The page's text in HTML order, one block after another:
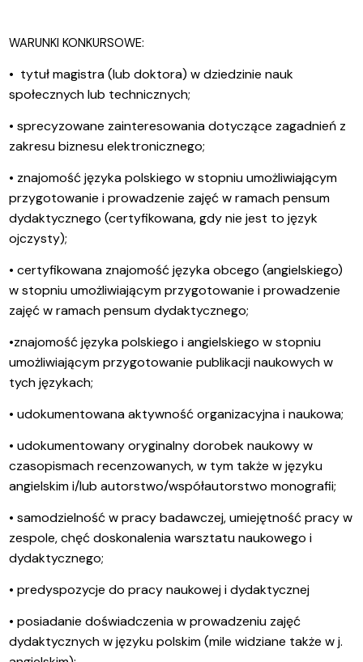
WARUNKI KONKURSOWE:
• tytuł magistra (lub doktora) w dziedzinie nauk
społecznych lub technicznych;
• sprecyzowane zainteresowania dotyczące zagadnień z
zakresu biznesu elektronicznego;
• znajomość języka polskiego w stopniu umożliwiającym
przygotowanie i prowadzenie zajęć w ramach pensum
dydaktycznego (certyfikowana, gdy nie jest to język
ojczysty);
• certyfikowana znajomość języka obcego (angielskiego)
w stopniu umożliwiającym przygotowanie i prowadzenie
zajęć w ramach pensum dydaktycznego;
•znajomość języka polskiego i angielskiego w stopniu
umożliwiającymprzygotowanie publikacji naukowych w
tych językach;
• udokumentowana aktywność organizacyjna i naukowa;
• udokumentowany oryginalny dorobek naukowy w
czasopismach recenzowanych, w tym także w języku
angielskim i/lub autorstwo/współautorstwo monografii;
• samodzielność w pracy badawczej, umiejętność pracy w
zespole, chęć doskonalenia warsztatu naukowego i
dydaktycznego;
• predyspozycje do pracy naukowej i dydaktycznej
• posiadanie doświadczenia w prowadzeniu zajęć
dydaktycznych w języku polskim (mile widziane także w j.